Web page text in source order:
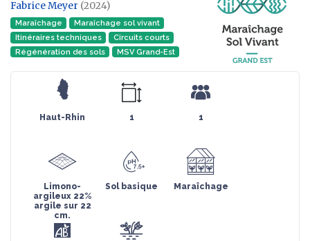
Fabrice Meyer (2024)
Maraîchage
Maraîchage sol vivant
Itinéraires techniques
Circuits courts
Régénération des sols
MSV Grand-Est
Haut-Rhin 1 1
Limono-
argileux 22%
argile sur 22
cm.
Sol basique Maraîchage